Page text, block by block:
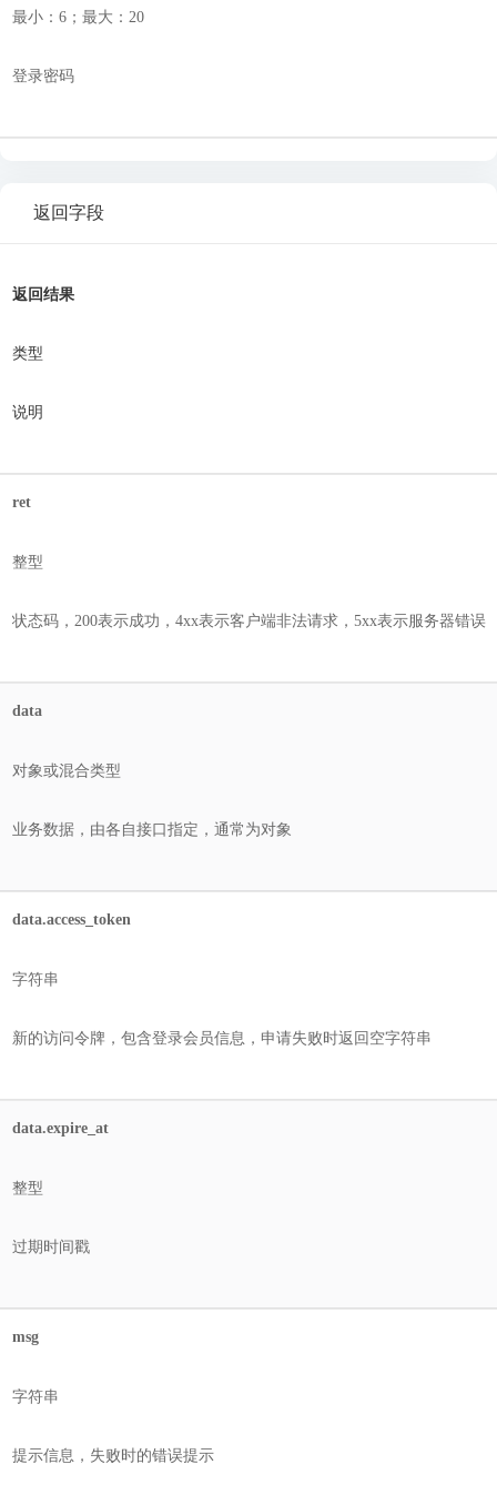
最小：6；最大：20
登录密码
返回字段
返回结果
类型
说明
ret
整型
状态码，200表示成功，4xx表示客户端非法请求，5xx表示服务器错误
data
对象或混合类型
业务数据，由各自接口指定，通常为对象
data.access_token
字符串
新的访问令牌，包含登录会员信息，申请失败时返回空字符串
data.expire_at
整型
过期时间戳
msg
字符串
提示信息，失败时的错误提示